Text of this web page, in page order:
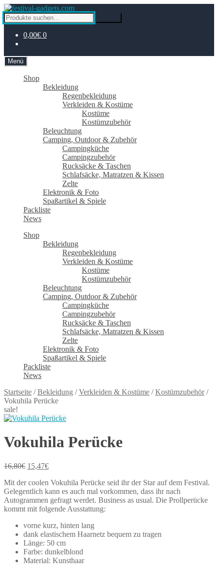
Zur
Navigation
springen
Zum
Inhalt
springen
Suche
nach:
0,00€ 0
Menü
Shop
Bekleidung
Regenbekleidung
Verkleiden & Kostüme
Kostüme
Kostümzubehör
Beleuchtung
Camping, Outdoor & Zubehör
Campingküche
Campingzubehör
Rucksäcke & Taschen
Schlafsäcke, Matratzen & Kissen
Zelte
Elektronik & Foto
Spaßartikel & Spiele
Packliste
News
Shop
Bekleidung
Regenbekleidung
Verkleiden & Kostüme
Kostüme
Kostümzubehör
Beleuchtung
Camping, Outdoor & Zubehör
Campingküche
Campingzubehör
Rucksäcke & Taschen
Schlafsäcke, Matratzen & Kissen
Zelte
Elektronik & Foto
Spaßartikel & Spiele
Packliste
News
Startseite /Bekleidung /Verkleiden & Kostüme /Kostümzubehör/
Vokuhila Perücke
sale!
Vokuhila Perücke
16,80€ 15,47€
Mit der coolen Vokuhila Perücke seid ihr der Star auf dem Festival.
Gelegentlich kann es auch mal vorkommen, dass ihr nach
Autogrammen gefragt werdet. Business as usual. Die Prollperücke
kommt mit folgende Ausstattung:
vorne kurz, hinten lang
dank elastischem Haarnetz bequem zu tragen
Länge: 50 cm
Farbe: dunkelblond
Material: Kunsthaar